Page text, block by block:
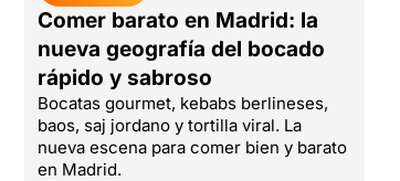
Comer barato en Madrid: la
nueva geografía del bocado
rápido y sabroso
Bocatas gourmet, kebabs berlineses,
baos, saj jordano y tortilla viral. La
nueva escena para comer bien y barato
en Madrid.